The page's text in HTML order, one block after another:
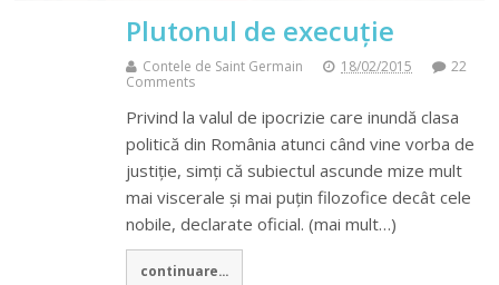
Plutonul de execuție
Contele de Saint Germain 18/02/2015
22
Comments
Privind la valul de ipocrizie care inundă clasa
politică din România atunci când vine vorba de
justiție, simți că subiectul ascunde mize mult
mai viscerale și mai puțin filozofice decât cele
nobile, declarate oficial. (mai mult…)
continuare...